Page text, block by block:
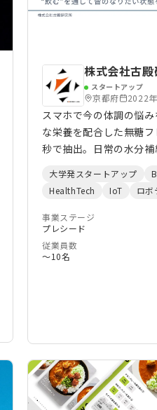
- FDA通関管理システム
定）
株式会社古
スタートアップ
京都府 2022
スマホで今の体調の悩
な栄養を配合した無糖
秒で抽出。日常の水分
現するオフィス向けパ
大学発スタートアップ
HealthTech
IoT ロボ
事業ステージ
プレシード
従業員数
〜10名